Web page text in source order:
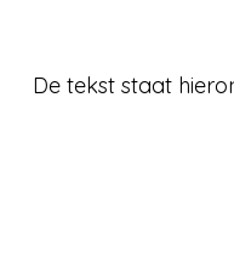
De tekst staat